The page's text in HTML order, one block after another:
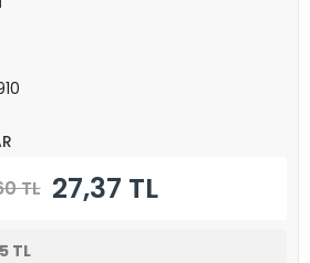
TL 27,37 TL
TL